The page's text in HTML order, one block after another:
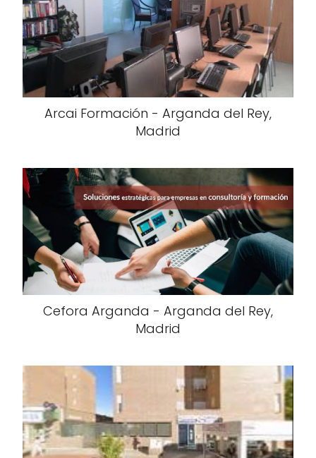
Arcai Formación - Arganda del Rey,
Madrid
Cefora Arganda - Arganda del Rey,
Madrid